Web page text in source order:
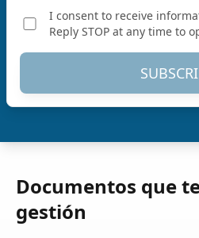
I consent to receive
Reply STOP at any time to
Documentos que
gestión